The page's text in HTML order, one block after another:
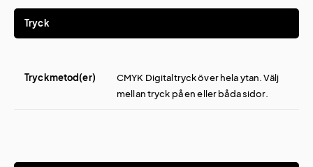
Tryck
Tryckmetod(er)
CMYK Digitaltryck över hela ytan. Välj
mellan tryck på en eller båda sidor.